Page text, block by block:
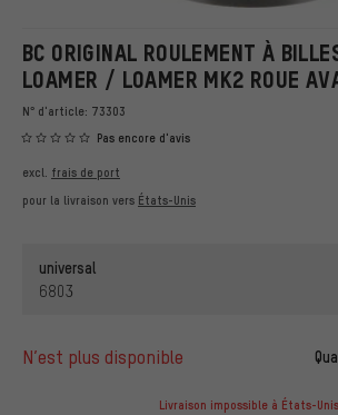
BC ORIGINAL ROULEMENT À
LOAMER / LOAMER MK2 ROUE
N° d'article: 73303
Pas encore d'avis
excl. frais de port
pour la livraison vers États-Unis
universal
6803
n’est plus disponible
Livraison impossible à États-Unis